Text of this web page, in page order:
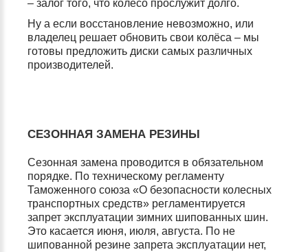
– залог того, что колесо прослужит долго.
Ну а если восстановление невозможно, или
владелец решает обновить свои колёса – мы
готовы предложить диски самых различных
производителей.
СЕЗОННАЯ ЗАМЕНА РЕЗИНЫ
Сезонная замена проводится в обязательном
порядке. По техническому регламенту
Таможенного союза «О безопасности колесных
транспортных средств» регламентируется
запрет эксплуатации зимних шипованных шин.
Это касается июня, июля, августа. По не
шипованной резине запрета эксплуатации нет,